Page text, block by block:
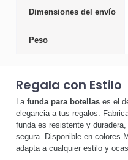
Dimensiones del envío
Peso
Regala con Estilo
La funda para botellas es el
elegancia a tus regalos.
funda es resistente y
segura. Disponible en colores
adapta a cualquier estilo y